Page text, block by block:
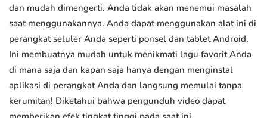
dan mudah dimengerti. Anda tidak akan menemui masalah
saat menggunakannya. Anda dapat menggunakan alat ini di
perangkat seluler Anda seperti ponsel dan tablet Android.
Ini membuatnya mudah untuk menikmati lagu favorit Anda
di mana saja dan kapan saja hanya dengan menginstal
aplikasi di perangkat Anda dan langsung memulai tanpa
kerumitan! Diketahui bahwa pengunduh video dapat